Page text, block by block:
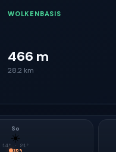
WOLKENBASIS
466 m
28.2 km
So
☀️
14° · 21°
35%